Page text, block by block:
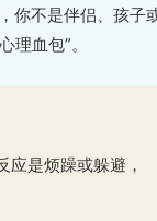
你不是伴侣、孩子
血包”。
是烦躁或躲避，